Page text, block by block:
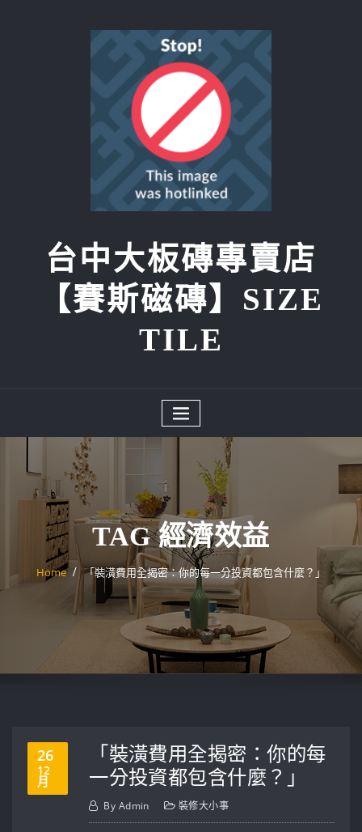
台中大板磚專賣店
【賽斯磁磚】SIZE
TILE
TAG 經濟效益
Home 「裝潢費用全揭密：你的每一分投資都包含什麼？」
26
12
月
「裝潢費用全揭密：你的每
一分投資都包含什麼？」
By Admin 裝修大小事